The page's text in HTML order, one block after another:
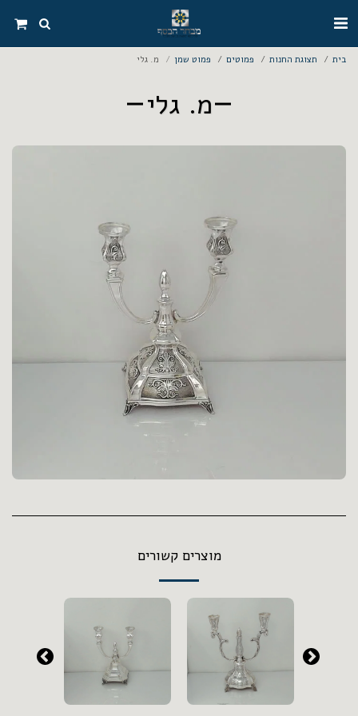
בית תצוגת החנות פמוטים פמוט שמן מ. גלי
מ. גלי
מוצרים קשורים